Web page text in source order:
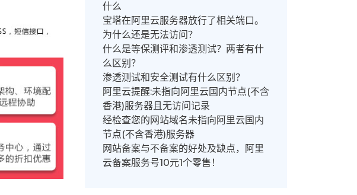
什么
宝塔在阿里云服务器放行了相关端口。
为什么还是无法访问？
什么是等保测评和渗透测试？两者有什
么区别？
渗透测试和安全测试有什么区别？
阿里云提醒:未指向阿里云国内节点(不含
香港)服务器且无访问记录
经检查您的网站域名未指向阿里云国内
节点(不含香港)服务器
网站备案与不备案的好处及缺点，阿里
云备案服务号10元1个零售！